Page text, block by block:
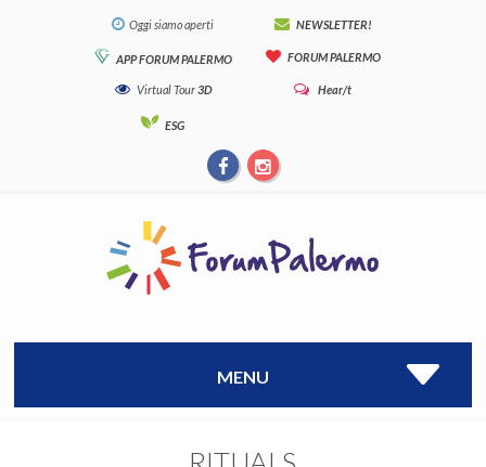
Oggi siamo aperti NEWSLETTER!
APP FORUM PALERMO FORUM PALERMO
Virtual Tour3D Hear/t
ESG
MENU